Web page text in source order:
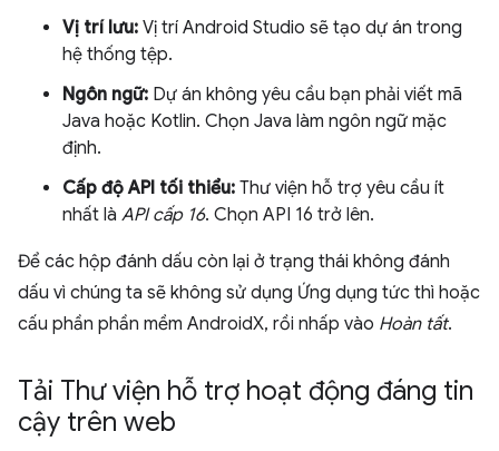
Vị trí lưu: Vị trí Android Studio sẽ tạo dự án trong
hệ thống tệp.
Ngôn ngữ: Dự án không yêu cầu bạn phải viết mã
Java hoặc Kotlin. Chọn Java làm ngôn ngữ mặc
định.
Cấp độ API tối thiểu: Thư viện hỗ trợ yêu cầu ít
nhất là API cấp 16. Chọn API 16 trở lên.
Để các hộp đánh dấu còn lại ở trạng thái không đánh
dấu vì chúng ta sẽ không sử dụng Ứng dụng tức thì hoặc
cấu phần phần mềm AndroidX, rồi nhấp vào Hoàn tất.
Tải Thư viện hỗ trợ hoạt động đáng tin
cậy trên web